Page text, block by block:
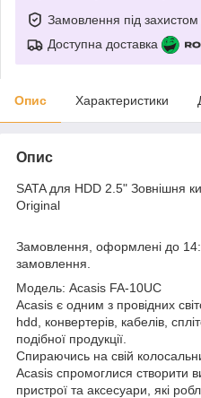
Замовлення під захистом
Доступна доставка
Опис Характеристики
Опис
SATA для HDD 2.5" Зовнішня
Original
Замовлення, оформлені до
замовлення.
Модель: Acasis FA-10UC
Acasis є одним з провідних
hdd, конвертерів, кабелів,
подібної продукції.
Спираючись на свій
Acasis спромоглися створити
пристрої та аксесуари, які